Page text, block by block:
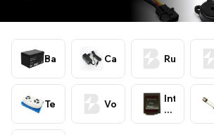
Batterie CaricabatterieRuote
TelecomandiVolanti
Interruttori
e
Leve